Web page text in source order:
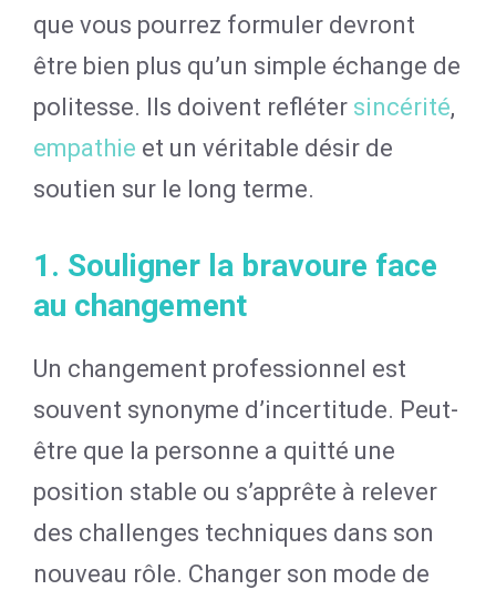
que vous pourrez formuler devront
être bien plus qu’un simple échange de
politesse. Ils doivent refléter sincérité,
empathie et un véritable désir de
soutien sur le long terme.
1. Souligner la bravoure face
au changement
Un changement professionnel est
souvent synonyme d’incertitude. Peut-
être que la personne a quitté une
position stable ou s’apprête à relever
des challenges techniques dans son
nouveau rôle. Changer son mode de